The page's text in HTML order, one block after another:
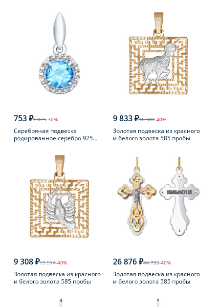
753 ₽1 075-30%
Серебряная подвеска
родированное серебро 925
9 833 ₽16 388-40%
Золотая подвеска из красного
и белого золота 585 пробы
9 308 ₽15 514-40%
Золотая подвеска из красного
и белого золота 585 пробы
26 876 ₽44 793-40%
Золотая подвеска из красного
и белого золота 585 пробы